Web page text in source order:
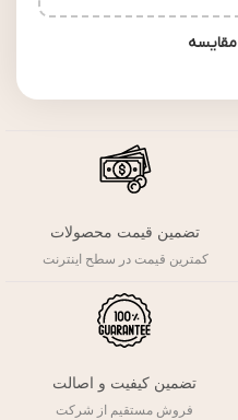
مقایسه
تضمین قیمت محصولات
کمترین قیمت در سطح اینترنت
تضمین کیفیت و اصالت
فروش مستقیم از شرکت